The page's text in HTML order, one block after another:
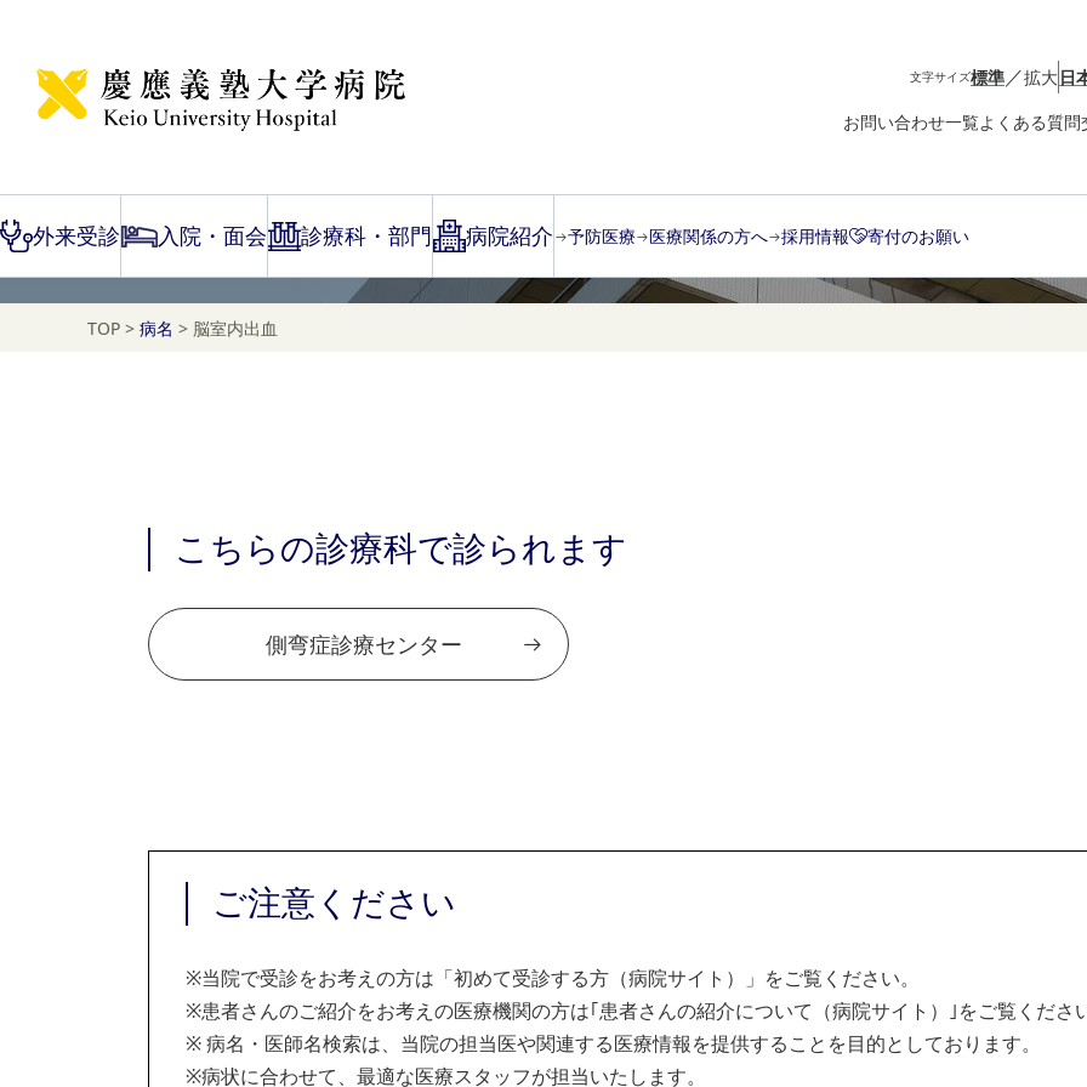
文字サイズ標準／拡大日
お問い合わせ一覧よくある質問
外来受診 入院・面会 診療科・部門 病院紹介 予防医療 医療関係の方へ 採用情報 寄付のお願い
Disease Name Search
TOP > 病名 > 脳室内出血
こちらの診療科で診られます
側弯症診療センター
ご注意ください
※当院で受診をお考えの方は「初めて受診する方（病院サイト）」をご覧ください。
※患者さんのご紹介をお考えの医療機関の方は｢患者さんの紹介について（病院サイト）｣をご覧くださ
※病名・医師名検索は、当院の担当医や関連する医療情報を提供することを目的としております。
※病状に合わせて、最適な医療スタッフが担当いたします。